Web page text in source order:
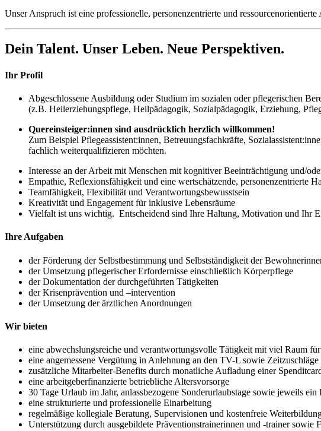
Unser Anspruch ist eine professionelle, personenzentrierte und
Dein Talent. Unser Leben. Neue Perspektiven.
Ihr Profil
Abgeschlossene Ausbildung oder Studium im sozialen oder pflegerischen
(z.B. Heilerziehungspflege, Heilpädagogik, Sozialpädagogik, Erziehung,
Quereinsteiger:innen sind ausdrücklich herzlich willkommen!
Zum Beispiel Pflegeassistent:innen, Betreuungsfachkräfte,
fachlich weiterqualifizieren möchten.
Interesse an der Arbeit mit Menschen mit kognitiver Beeinträchtigung und/
Empathie, Reflexionsfähigkeit und eine wertschätzende, personenzentrierte
Teamfähigkeit, Flexibilität und Verantwortungsbewusstsein
Kreativität und Engagement für inklusive Lebensräume
Vielfalt ist uns wichtig. Entscheidend sind Ihre Haltung, Motivation und Ihr
Ihre Aufgaben
der Förderung der Selbstbestimmung und Selbstständigkeit der
der Umsetzung pflegerischer Erfordernisse einschließlich Körperpflege
der Dokumentation der durchgeführten Tätigkeiten
der Krisenprävention und –intervention
der Umsetzung der ärztlichen Anordnungen
Wir bieten
eine abwechslungsreiche und verantwortungsvolle Tätigkeit mit viel Raum
eine angemessene Vergütung in Anlehnung an den TV-L sowie
zusätzliche Mitarbeiter-Benefits durch monatliche Aufladung einer
eine arbeitgeberfinanzierte betriebliche Altersvorsorge
30 Tage Urlaub im Jahr, anlassbezogene Sonderurlaubstage sowie jeweils
eine strukturierte und professionelle Einarbeitung
regelmäßige kollegiale Beratung, Supervisionen und kostenfreie
Unterstützung durch ausgebildete Präventionstrainerinnen und -trainer sowie